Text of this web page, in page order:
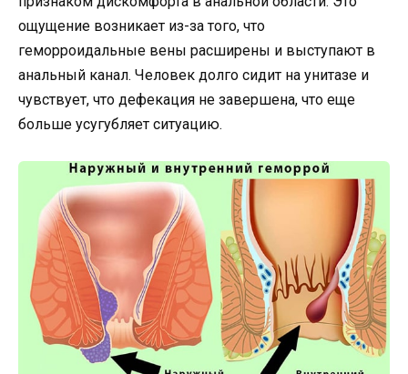
ощущение возникает из-за того, что
геморроидальные вены расширены и выступают в
анальный канал. Человек долго сидит на унитазе и
чувствует, что дефекация не завершена, что еще
больше усугубляет ситуацию.